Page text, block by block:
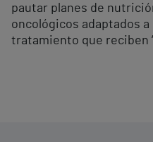
pautar planes de
oncológicos adaptados
tratamiento que reciben